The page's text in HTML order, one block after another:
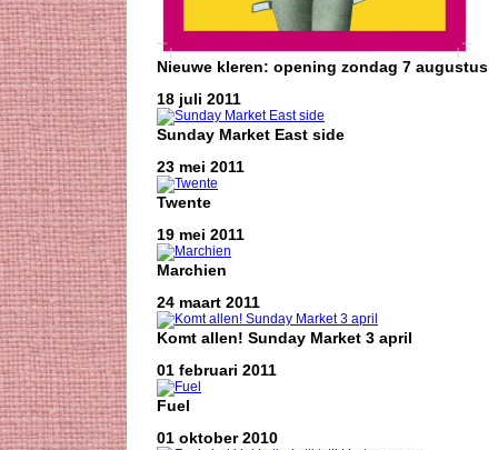
Nieuwe kleren: opening zondag 7 augustus
18 juli 2011
Sunday Market East side
23 mei 2011
Twente
19 mei 2011
Marchien
24 maart 2011
Komt allen! Sunday Market 3 april
01 februari 2011
Fuel
01 oktober 2010